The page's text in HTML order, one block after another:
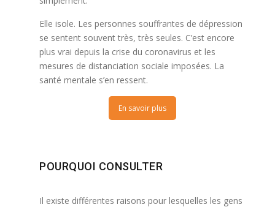
Elle isole. Les personnes souffrantes de dépression
se sentent souvent très, très seules. C’est encore
plus vrai depuis la crise du coronavirus et les
mesures de distanciation sociale imposées. La
santé mentale s’en ressent.
En savoir plus
POURQUOI CONSULTER
Il existe différentes raisons pour lesquelles les gens